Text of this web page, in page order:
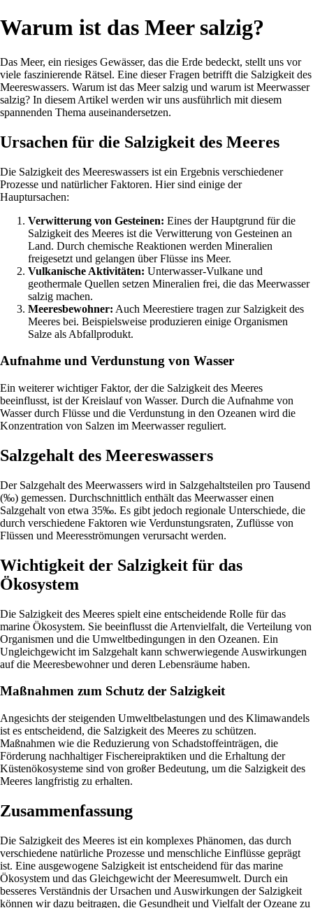
Warum ist das Meer salzig?
Das Meer, ein riesiges Gewässer, das die Erde bedeckt, stellt uns vor
viele faszinierende Rätsel. Eine dieser Fragen betrifft die Salzigkeit des
Meereswassers. Warum ist das Meer salzig und warum ist Meerwasser
salzig? In diesem Artikel werden wir uns ausführlich mit diesem
spannenden Thema auseinandersetzen.
Ursachen für die Salzigkeit des Meeres
Die Salzigkeit des Meereswassers ist ein Ergebnis verschiedener
Prozesse und natürlicher Faktoren. Hier sind einige der
Hauptursachen:
Verwitterung von Gesteinen: Eines der Hauptgrund für die
Salzigkeit des Meeres ist die Verwitterung von Gesteinen an
Land. Durch chemische Reaktionen werden Mineralien
freigesetzt und gelangen über Flüsse ins Meer.
Vulkanische Aktivitäten: Unterwasser-Vulkane und
geothermale Quellen setzen Mineralien frei, die das Meerwasser
salzig machen.
Meeresbewohner: Auch Meerestiere tragen zur Salzigkeit des
Meeres bei. Beispielsweise produzieren einige Organismen
Salze als Abfallprodukt.
Aufnahme und Verdunstung von Wasser
Ein weiterer wichtiger Faktor, der die Salzigkeit des Meeres
beeinflusst, ist der Kreislauf von Wasser. Durch die Aufnahme von
Wasser durch Flüsse und die Verdunstung in den Ozeanen wird die
Konzentration von Salzen im Meerwasser reguliert.
Salzgehalt des Meereswassers
Der Salzgehalt des Meerwassers wird in Salzgehaltsteilen pro Tausend
(‰) gemessen. Durchschnittlich enthält das Meerwasser einen
Salzgehalt von etwa 35‰. Es gibt jedoch regionale Unterschiede, die
durch verschiedene Faktoren wie Verdunstungsraten, Zuflüsse von
Flüssen und Meeresströmungen verursacht werden.
Wichtigkeit der Salzigkeit für das
Ökosystem
Die Salzigkeit des Meeres spielt eine entscheidende Rolle für das
marine Ökosystem. Sie beeinflusst die Artenvielfalt, die Verteilung von
Organismen und die Umweltbedingungen in den Ozeanen. Ein
Ungleichgewicht im Salzgehalt kann schwerwiegende Auswirkungen
auf die Meeresbewohner und deren Lebensräume haben.
Maßnahmen zum Schutz der Salzigkeit
Angesichts der steigenden Umweltbelastungen und des Klimawandels
ist es entscheidend, die Salzigkeit des Meeres zu schützen.
Maßnahmen wie die Reduzierung von Schadstoffeinträgen, die
Förderung nachhaltiger Fischereipraktiken und die Erhaltung der
Küstenökosysteme sind von großer Bedeutung, um die Salzigkeit des
Meeres langfristig zu erhalten.
Zusammenfassung
Die Salzigkeit des Meeres ist ein komplexes Phänomen, das durch
verschiedene natürliche Prozesse und menschliche Einflüsse geprägt
ist. Eine ausgewogene Salzigkeit ist entscheidend für das marine
Ökosystem und das Gleichgewicht der Meeresumwelt. Durch ein
besseres Verständnis der Ursachen und Auswirkungen der Salzigkeit
können wir dazu beitragen, die Gesundheit und Vielfalt der Ozeane zu